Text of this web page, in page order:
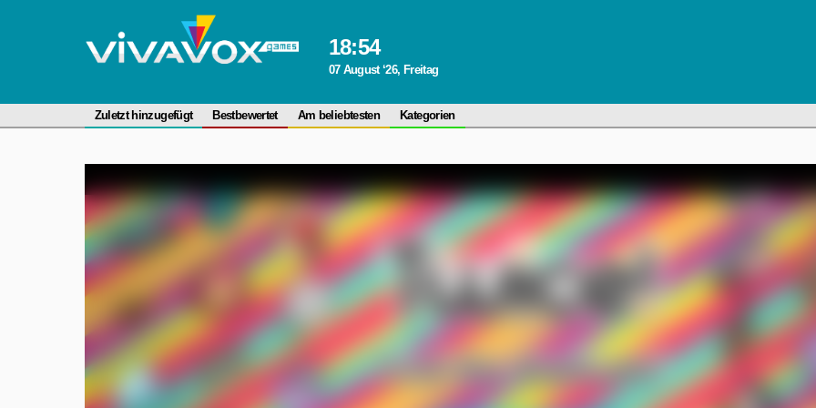
18:54
07 August ‘26, Freitag
Zuletzt hinzugefügt Bestbewertet Am beliebtesten Kategorien